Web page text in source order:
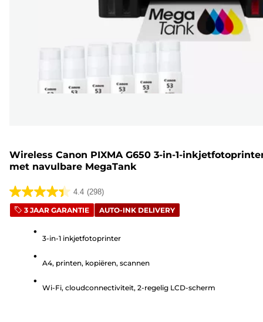
Wireless Canon PIXMA G650 3-in-1-
met navulbare MegaTank
4.4 (298)
4.4
van
sterren.
beoordelingen
3 JAAR GARANTIE AUTO-INK DELIVERY
3-in-1 inkjetfotoprinter
A4, printen, kopiëren, scannen
Wi-Fi, cloudconnectiviteit, 2-regelig LCD-scherm